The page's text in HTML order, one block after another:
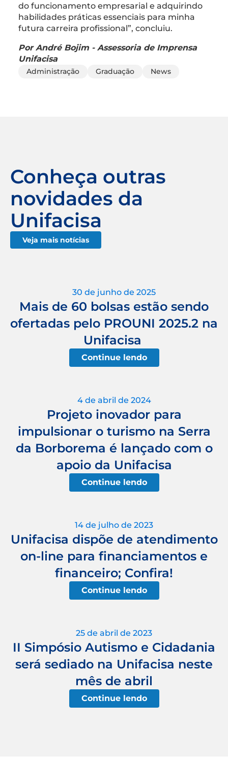
do funcionamento empresarial e adquirindo
habilidades práticas essenciais para minha
futura carreira profissional”, concluiu.
Por André Bojim - Assessoria de Imprensa
Unifacisa
Administração Graduação News
Conheça outras
novidades da
Unifacisa
Veja mais notícias
30 de junho de 2025
Mais de 60 bolsas estão sendo
ofertadas pelo PROUNI 2025.2 na
Unifacisa
Continue lendo
4 de abril de 2024
Projeto inovador para
impulsionar o turismo na Serra
da Borborema é lançado com o
apoio da Unifacisa
Continue lendo
14 de julho de 2023
Unifacisa dispõe de atendimento
on-line para financiamentos e
financeiro; Confira!
Continue lendo
25 de abril de 2023
II Simpósio Autismo e Cidadania
será sediado na Unifacisa neste
mês de abril
Continue lendo